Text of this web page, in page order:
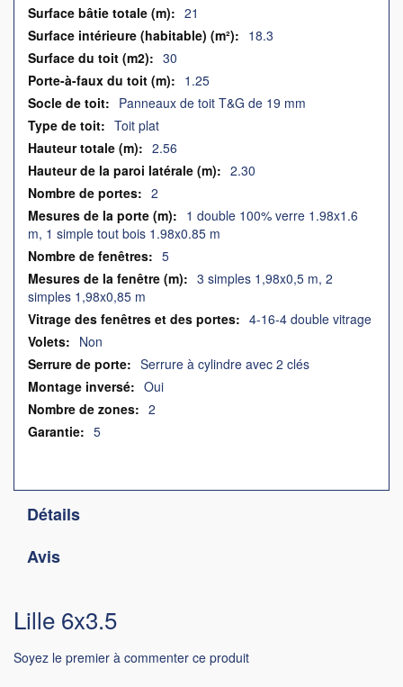
Lille 6x3.5
Soyez le premier à commenter ce produit
21
18.3
30
1.25
Panneaux de toit T&G de 19 mm
Toit plat
2.56
2.30
2
1 double 100% verre 1.98x1.6
m, 1 simple tout bois 1.98x0.85 m
5
3 simples 1,98x0,5 m, 2
simples 1,98x0,85 m
4-16-4 double vitrage
Non
Serrure à cylindre avec 2 clés
Oui
2
5
Détails
Avis